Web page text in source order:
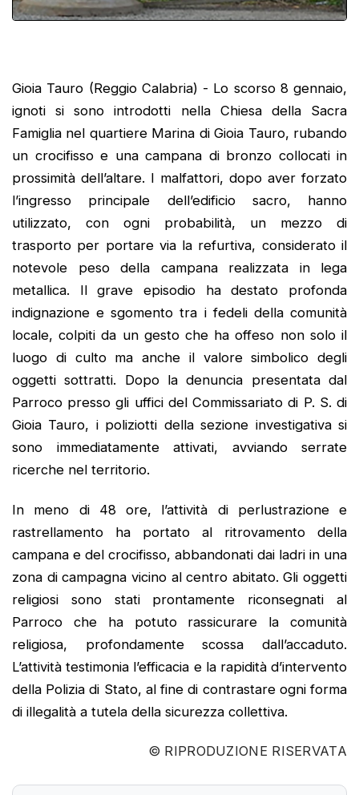
Gioia Tauro (Reggio Calabria) - Lo scorso 8 gennaio,
ignoti si sono introdotti nella Chiesa della Sacra
Famiglia nel quartiere Marina di Gioia Tauro, rubando
un crocifisso e una campana di bronzo collocati in
prossimità dell’altare. I malfattori, dopo aver forzato
l’ingresso principale dell’edificio sacro, hanno
utilizzato, con ogni probabilità, un mezzo di
trasporto per portare via la refurtiva, considerato il
notevole peso della campana realizzata in lega
metallica. Il grave episodio ha destato profonda
indignazione e sgomento tra i fedeli della comunità
locale, colpiti da un gesto che ha offeso non solo il
luogo di culto ma anche il valore simbolico degli
oggetti sottratti. Dopo la denuncia presentata dal
Parroco presso gli uffici del Commissariato di P. S. di
Gioia Tauro, i poliziotti della sezione investigativa si
sono immediatamente attivati, avviando serrate
ricerche nel territorio.
In meno di 48 ore, l’attività di perlustrazione e
rastrellamento ha portato al ritrovamento della
campana e del crocifisso, abbandonati dai ladri in una
zona di campagna vicino al centro abitato. Gli oggetti
religiosi sono stati prontamente riconsegnati al
Parroco che ha potuto rassicurare la comunità
religiosa, profondamente scossa dall’accaduto.
L’attività testimonia l’efficacia e la rapidità d’intervento
della Polizia di Stato, al fine di contrastare ogni forma
di illegalità a tutela della sicurezza collettiva.
© RIPRODUZIONE RISERVATA